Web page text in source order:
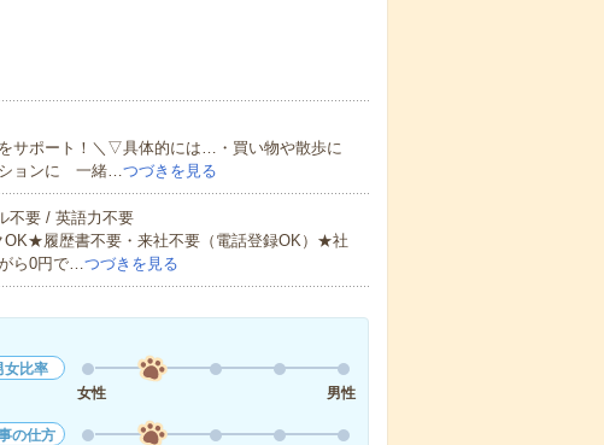
サポート！＼▽具体的には…・買い物や散歩に
ションに 一緒…つづきを見る
不要 / 英語力不要
履歴書不要・来社不要（電話登録OK）★社
ら0円で…つづきを見る
女比率
女性
男性
の仕方